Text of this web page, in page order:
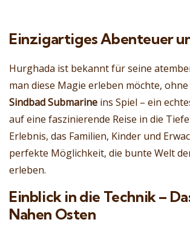
Einzigartiges Abenteuer
Hurghada ist bekannt für seine
man diese Magie erleben möchte,
Sindbad Submarine ins Spiel – ein
auf eine faszinierende Reise in die
Erlebnis, das Familien, Kinder und
perfekte Möglichkeit, die bunte Welt
erleben.
Einblick in die Technik –
Nahen Osten